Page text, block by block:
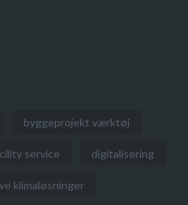
byggeprojekt værktøj
service digitalisering
klimaløsninger